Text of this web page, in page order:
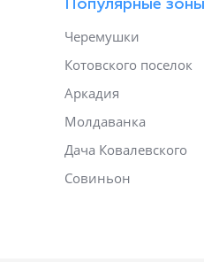
Популярные зоны
Черемушки
Котовского поселок
Аркадия
Молдаванка
Дача Ковалевского
Совиньон